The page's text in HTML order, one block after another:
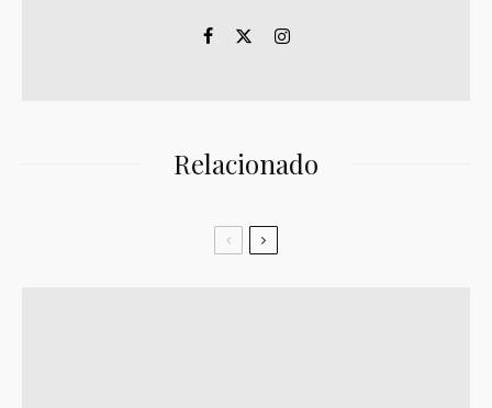
Relacionado